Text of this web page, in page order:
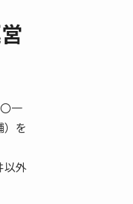
一
を
以外